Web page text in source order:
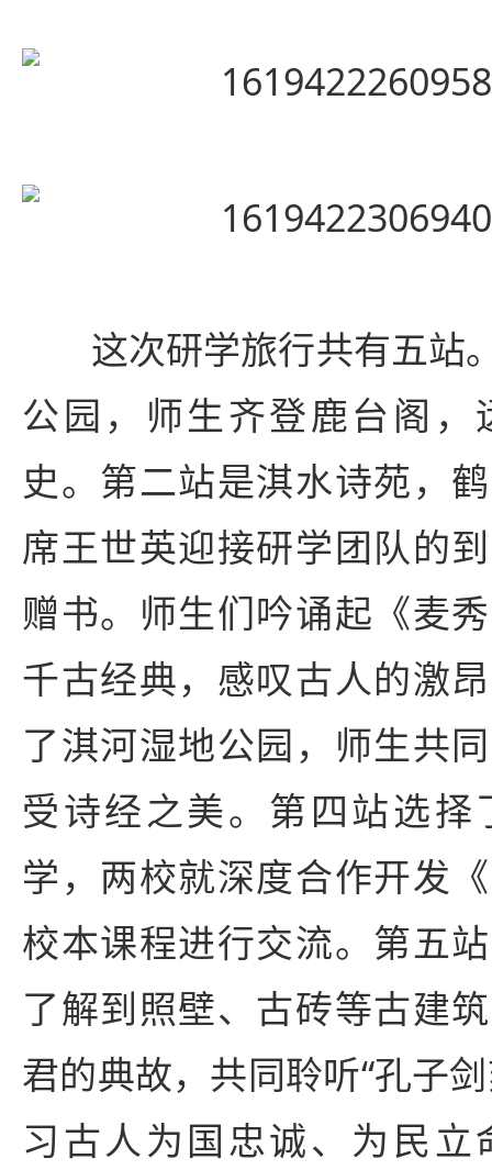
这次研学旅行共有五站
公园，师生齐登鹿台阁，
史。第二站是淇水诗苑，
席王世英迎接研学团队的
赠书。师生们吟诵起《麦
千古经典，感叹古人的激
了淇河湿地公园，师生共
受诗经之美。第四站选择
学，两校就深度合作开发
校本课程进行交流。第五
了解到照壁、古砖等古建
君的典故，共同聆听“孔子
习古人为国忠诚、为民立